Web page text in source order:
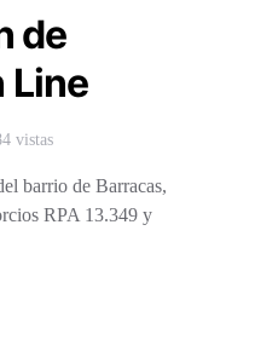
de
Line
vistas
barrio de Barracas,
RPA 13.349 y